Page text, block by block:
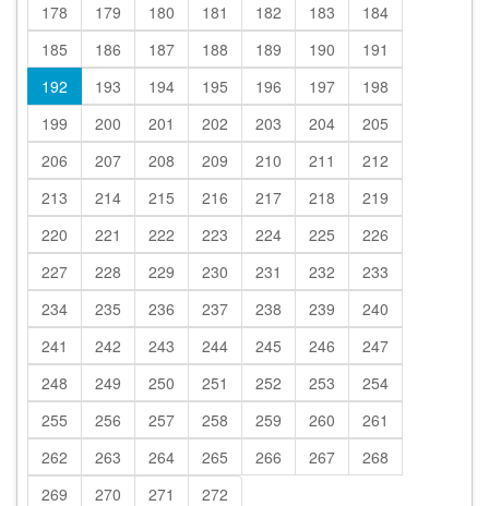
178
179 180 181 182 183
184
185
186 187 188 189 190
191
192
193 194 195 196 197
198
199
200 201 202 203 204
205
206
207 208 209 210 211
212
213
214 215 216 217 218
219
220
221 222 223 224 225
226
227
228 229 230 231 232
233
234
235 236 237 238 239
240
241
242 243 244 245 246
247
248
249 250 251 252 253
254
255
256 257 258 259 260
261
262
263 264 265 266 267
268
269
270 271 272